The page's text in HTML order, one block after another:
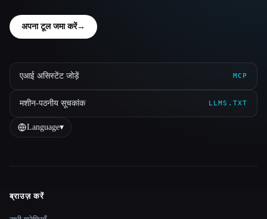
अपना टूल जमा करें→
एआई असिस्टेंट जोड़ें MCP
मशीन-पठनीय सूचकांक LLMS.TXT
Language▾
Site navigation
ब्राउज़ करें